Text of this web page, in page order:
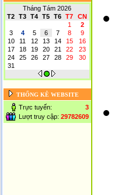
Tháng Tám 2026
T2
T3 T4 T5 T6 T7
CN
1
2
3
4 5 6 7 8
9
10
11 12 13 14 15
16
17
18 19 20 21 22
23
24
25 26 27 28 29
30
31
THỐNG KÊ WEBSITE
Trực tuyến:
3
Lượt truy cập: 29782609